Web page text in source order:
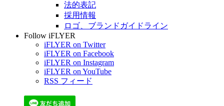
法的表記
採用情報
ロゴ、ブランドガイドライン
Follow iFLYER
iFLYER on Twitter
iFLYER on Facebook
iFLYER on Instagram
iFLYER on YouTube
RSS フィード